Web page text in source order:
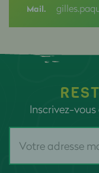
Mail.
Inscrivez-